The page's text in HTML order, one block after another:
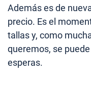
Además es de
precio. Es el
tallas y, como
queremos, se
esperas.